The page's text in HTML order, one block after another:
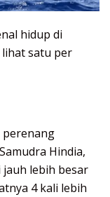
hidup di
satu per
Hindia,
jauh lebih besar
4 kali lebih